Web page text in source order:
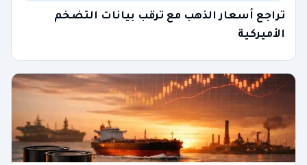
تراجع أسعار الذهب مع ترقب بيانات التضخم
الأميركية